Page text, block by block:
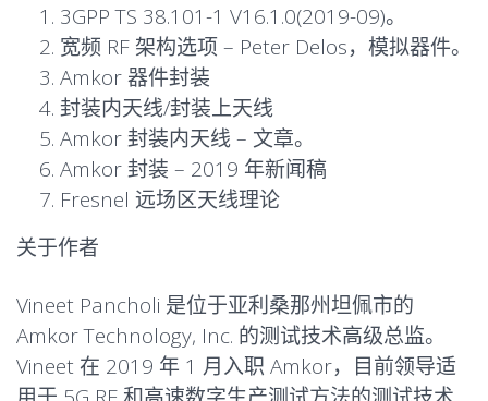
3GPPTS 38.101-1 V16.1.0(2019-09)。
宽频 RF 架构选项 – Peter Delos， 模拟器件。
Amkor 器件封装
封装内天线/封装上天线
Amkor 封装内天线 – 文章。
Amkor 封装 – 2019 年新闻稿
Fresnel 远场区天线理论
关于作者
Vineet Pancholi 是位于亚利桑那州坦佩市的
Amkor Technology, Inc. 的测试技术高级总监。
Vineet 在 2019 年 1 月入职 Amkor，目前领导适